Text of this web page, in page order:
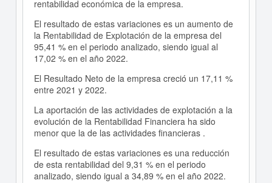
rentabilidad económica de la empresa.
El resultado de estas variaciones es un aumento de
la Rentabilidad de Explotación de la empresa del
95,41 % en el periodo analizado, siendo igual al
17,02 % en el año 2022.
El Resultado Neto de la empresa creció un 17,11 %
entre 2021 y 2022.
La aportación de las actividades de explotación a la
evolución de la Rentabilidad Financiera ha sido
menor que la de las actividades financieras .
El resultado de estas variaciones es una reducción
de esta rentabilidad del 9,31 % en el periodo
analizado, siendo igual a 34,89 % en el año 2022.